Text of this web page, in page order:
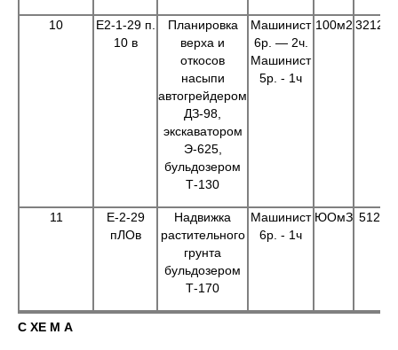
10
Е2-1-29 п.
10 в
Планировка
верха и
откосов
насыпи
автогрейдером
ДЗ-98,
экскаватором
Э-625,
бульдозером
Т-130
Машинист
6р. — 2ч.
Машинист
5р. - 1ч
100м2 3212,6
11
Е-2-29
пЛОв
Надвижка
растительного
грунта
бульдозером
Т-170
Машинист
6р. - 1ч
ЮОмЗ 512,7
С ХЕ М А